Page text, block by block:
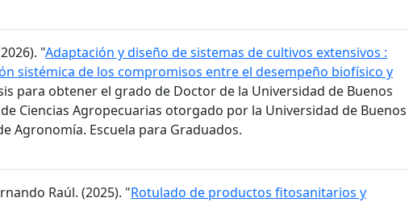
"Adaptación y diseño de sistemas de cultivos extensivos :
sistémica de los compromisos entre el desempeño biofísico y
para obtener el grado de Doctor de la Universidad de Buenos
Ciencias Agropecuarias otorgado por la Universidad de Buenos
Agronomía. Escuela para Graduados.
Raúl. (2025). "Rotulado de productos fitosanitarios y